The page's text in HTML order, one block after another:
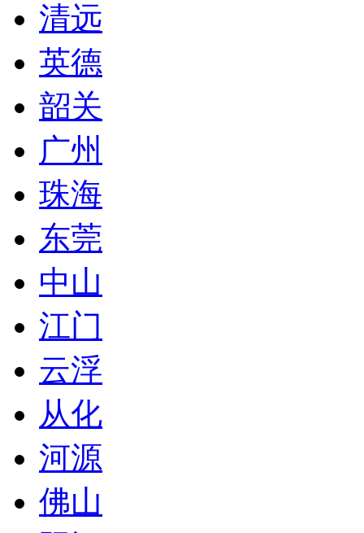
清远
英德
韶关
广州
珠海
东莞
中山
江门
云浮
从化
河源
佛山